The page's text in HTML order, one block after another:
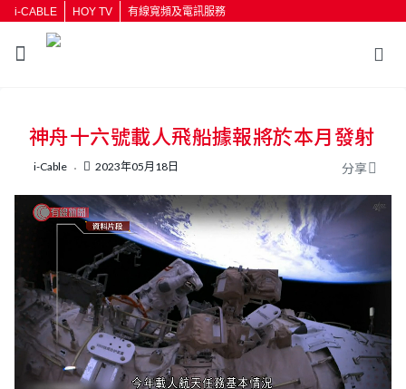
i-CABLE HOY TV 有線寬頻及電訊服務
按輸入鍵開始搜尋
神舟十六號載人飛船據報將於本月發射
i-Cable 2023年05月18日 分享